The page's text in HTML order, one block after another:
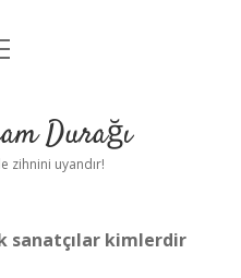
Durağı
zihnini uyandır!
sanatçılar kimlerdir